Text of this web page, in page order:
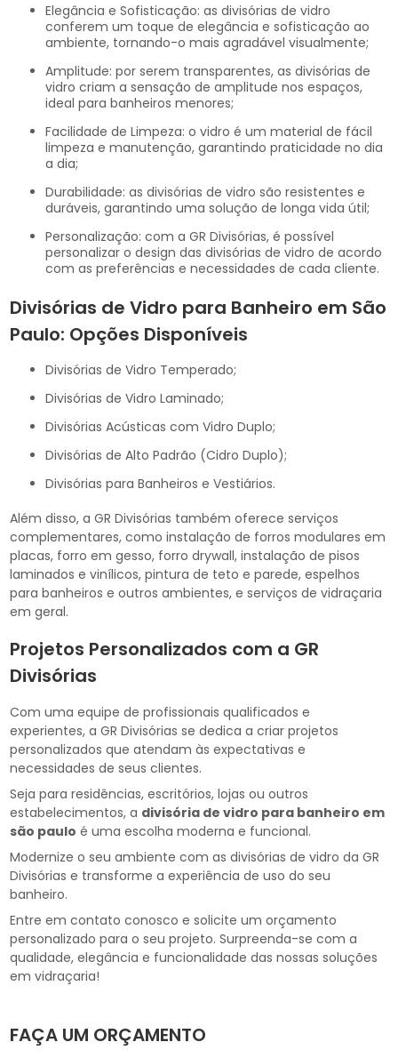
Elegância e Sofisticação: as divisórias de vidro
conferem um toque de elegância e sofisticação ao
ambiente, tornando-o mais agradável visualmente;
Amplitude: por serem transparentes, as divisórias de
vidro criam a sensação de amplitude nos espaços,
ideal para banheiros menores;
Facilidade de Limpeza: o vidro é um material de fácil
limpeza e manutenção, garantindo praticidade no dia
a dia;
Durabilidade: as divisórias de vidro são resistentes e
duráveis, garantindo uma solução de longa vida útil;
Personalização: com a GR Divisórias, é possível
personalizar o design das divisórias de vidro de acordo
com as preferências e necessidades de cada cliente.
Divisórias de Vidro para Banheiro em São
Paulo: Opções Disponíveis
Divisórias de Vidro Temperado;
Divisórias de Vidro Laminado;
Divisórias Acústicas com Vidro Duplo;
Divisórias de Alto Padrão (Cidro Duplo);
Divisórias para Banheiros e Vestiários.
Além disso, a GR Divisórias também oferece serviços
complementares, como instalação de forros modulares em
placas, forro em gesso, forro drywall, instalação de pisos
laminados e vinílicos, pintura de teto e parede, espelhos
para banheiros e outros ambientes, e serviços de vidraçaria
em geral.
Projetos Personalizados com a GR
Divisórias
Com uma equipe de profissionais qualificados e
experientes, a GR Divisórias se dedica a criar projetos
personalizados que atendam às expectativas e
necessidades de seus clientes.
Seja para residências, escritórios, lojas ou outros
estabelecimentos, a divisória de vidro para banheiro em
são paulo é uma escolha moderna e funcional.
Modernize o seu ambiente com as divisórias de vidro da GR
Divisórias e transforme a experiência de uso do seu
banheiro.
Entre em contato conosco e solicite um orçamento
personalizado para o seu projeto. Surpreenda-se com a
qualidade, elegância e funcionalidade das nossas soluções
em vidraçaria!
FAÇA UM ORÇAMENTO